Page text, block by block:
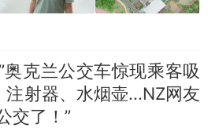
奥克兰公交车惊现乘客吸
射器、水烟壶...NZ网友
交了！”